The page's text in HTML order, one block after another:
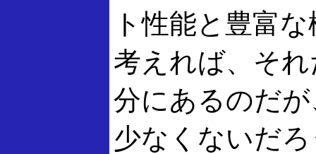
ト性能と豊富
考えれば、そ
分にあるのだ
少なくないだ